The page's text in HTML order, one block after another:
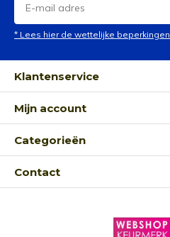
* Lees hier de wettelijke beperkingen
Klantenservice
Mijn account
Categorieën
Contact